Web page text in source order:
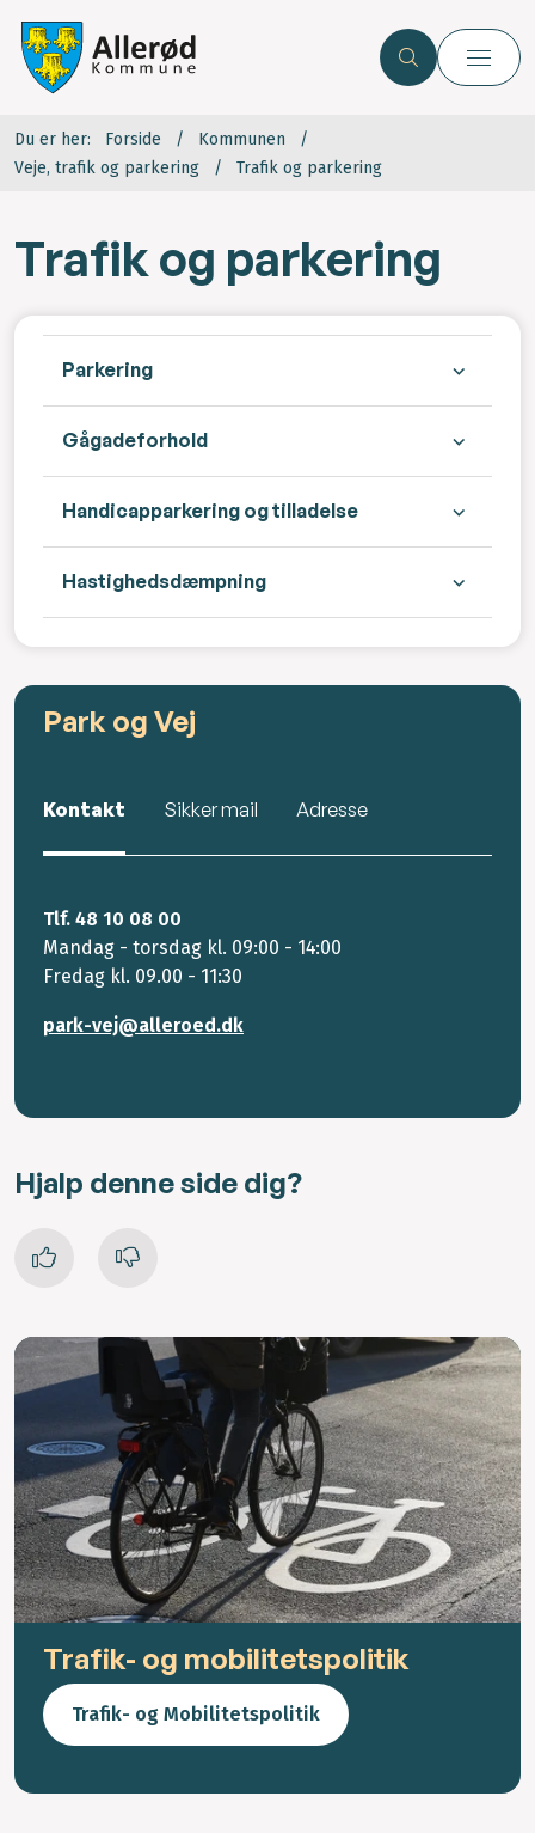
Du er her: Forside
Kommunen
Veje, trafik og parkering
Trafik og parkering
Trafik og parkering
Parkering
Gågadeforhold
Handicapparkering og tilladelse
Hastighedsdæmpning
Park og Vej
Kontakt Sikker mail Adresse
Tlf. 48 10 08 00
Mandag - torsdag kl. 09:00 - 14:00
Fredag kl. 09.00 - 11:30
park-vej@alleroed.dk
Hjalp denne side dig?
Trafik- og mobilitetspolitik
Trafik- og Mobilitetspolitik